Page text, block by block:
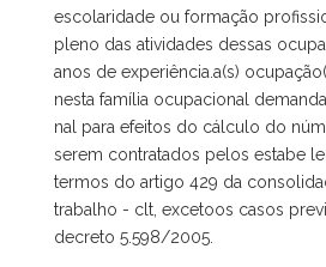
escolaridade ou formação
pleno das atividades dessas
anos de experiência.a(s)
nesta família ocupacional
nal para efeitos do cálculo do
serem contratados pelos estabe
termos do artigo 429 da
trabalho - clt, excetoos casos
decreto 5.598/2005.